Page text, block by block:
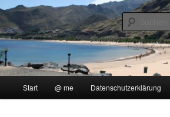
Zum
primären
Inhalt
springen
Zum
sekundären
Inhalt
springen2beCrazy
..::Ollis Blog::..
Start @ me Datenschutzerklärung